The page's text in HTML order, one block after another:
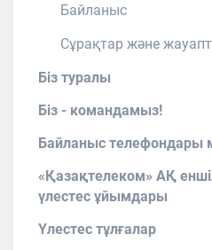
Байланыс
Сұрақтар және
Біз туралы
Біз - командамыз!
Байланыс телефондары
«Қазақтелеком» АҚ
үлестес ұйымдары
Үлестес тұлғалар